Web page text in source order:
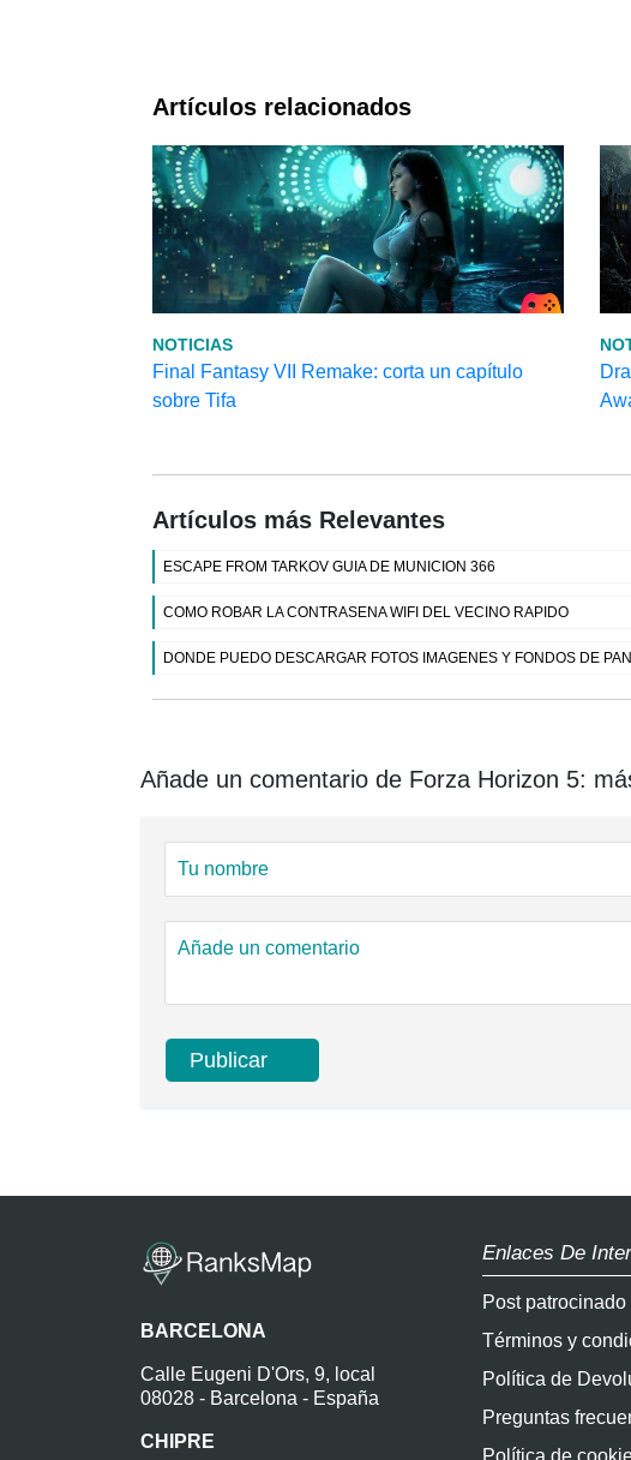
Artículos relacionados
NOTICIAS
Final Fantasy VII Remake: corta un capítulo
sobre Tifa
Artículos más Relevantes
ESCAPE FROM TARKOV GUIA DE MUNICION 366
COMO ROBAR LA CONTRASENA WIFI DEL VECINO RAPIDO
DONDE PUEDO DESCARGAR FOTOS IMAGENES Y FONDOS DE
Añade un comentario de Forza Horizon 5:
BARCELONA
Calle Eugeni D'Ors, 9, local
08028 - Barcelona - España
CHIPRE
Enlaces De
Post patrocinado
Términos y
Política de
Preguntas
Política de